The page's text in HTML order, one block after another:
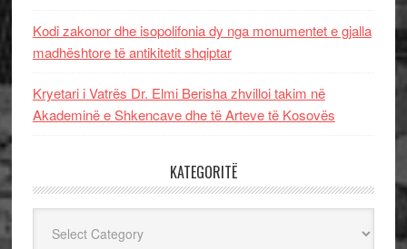
Kodi zakonor dhe isopolifonia dy nga monumentet e gjalla
madhështore të antikitetit shqiptar
Kryetari i Vatrës Dr. Elmi Berisha zhvilloi takim në
Akademinë e Shkencave dhe të Arteve të Kosovës
KATEGORITË